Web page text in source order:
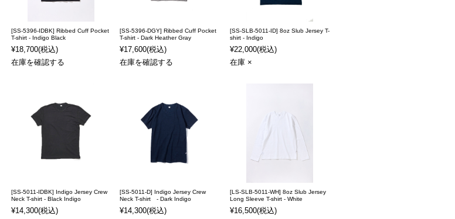
[SS-5396-IDBK] Ribbed Cuff Pocket
T-shirt - Indigo Black
¥18,700(税込)
在庫を確認する
[SS-5396-DGY] Ribbed Cuff Pocket
T-shirt - Dark Heather Gray
¥17,600(税込)
在庫を確認する
[SS-SLB-5011-ID] 8oz Slub Jersey T-
shirt - Indigo
¥22,000(税込)
在庫 ×
[SS-5011-IDBK] Indigo Jersey Crew
Neck T-shirt - Black Indigo
¥14,300(税込)
[SS-5011-D] Indigo Jersey Crew
Neck T-shirt - Dark Indigo
¥14,300(税込)
[LS-SLB-5011-WH] 8oz Slub Jersey
Long Sleeve T-shirt - White
¥16,500(税込)